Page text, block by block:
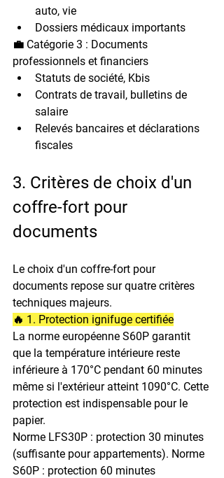
auto, vie
Dossiers médicaux importants
💼 Catégorie 3 : Documents
professionnels et financiers
Statuts de société, Kbis
Contrats de travail, bulletins de
salaire
Relevés bancaires et déclarations
fiscales
3. Critères de choix d'un
coffre-fort pour
documents
Le choix d'un coffre-fort pour
documents repose sur quatre critères
techniques majeurs.
🔥 1. Protection ignifuge certifiée
La norme européenne S60P garantit
que la température intérieure reste
inférieure à 170°C pendant 60 minutes
même si l'extérieur atteint 1090°C. Cette
protection est indispensable pour le
papier.
Norme LFS30P : protection 30 minutes
(suffisante pour appartements). Norme
S60P : protection 60 minutes